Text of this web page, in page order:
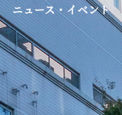
ニュース・イベント